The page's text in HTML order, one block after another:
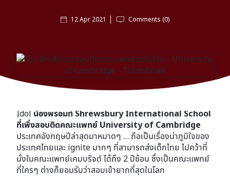
12 Apr 2021 Comments (0)
Idol น้องพรอมท์ Shrewsbury International School
ที่เพิ่งสอบติดคณะแพทย์ University of Cambridge
ประเทศอังกฤษปีล่าสุดมาหมาดๆ … ถือเป็นเรื่องน่าภูมิใจของ
ประเทศไทยและ ignite มากๆ ที่สามารถส่งเด็กไทย ไปคว้าที่
นั่งในคณะแพทย์เคมบริจด์ ได้ถึง 2 ปีซ้อน ซึ่งเป็นคณะแพทย์
ที่ใครๆ ต่างก็ยอมรับว่าสอบเข้ายากที่สุดในโลก